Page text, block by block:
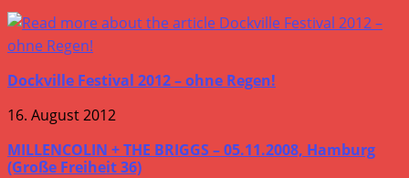
Dockville Festival 2012 – ohne Regen!
16. August 2012
MILLENCOLIN + THE BRIGGS – 05.11.2008, Hamburg
(Große Freiheit 36)